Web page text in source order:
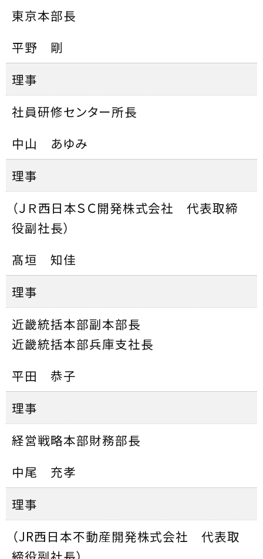
東京本部長
平野 剛
理事
社員研修センター所長
中山 あゆみ
理事
（ＪＲ西日本ＳＣ開発株式会社 代表取締
役副社長）
髙垣 知佳
理事
近畿統括本部副本部長
近畿統括本部兵庫支社長
平田 恭子
理事
経営戦略本部財務部長
中尾 充孝
理事
（JR西日本不動産開発株式会社 代表取